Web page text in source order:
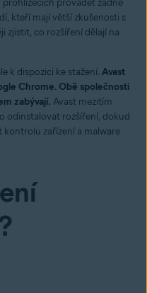
provádět žádné
kteří mají větší zkušenosti s
zjistit, co rozšíření dělají na
k dispozici ke stažení. Avast
Chrome. Obě společnosti
zabývají. Avast mezitím
odinstalovat rozšíření, dokud
zařízení a malware